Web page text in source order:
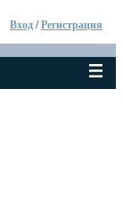
Вход /Регистрация